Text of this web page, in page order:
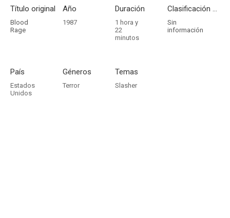
Título original
Blood
Rage
Año
1987
Duración
1 hora y
22
minutos
Clasificación por edades
Sin
información
País
Estados
Unidos
Géneros
Terror
Temas
Slasher